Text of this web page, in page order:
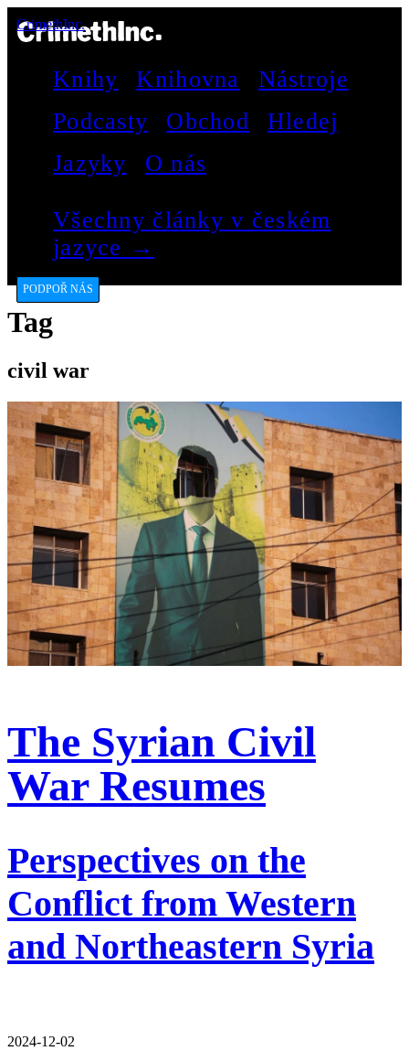
CrimethInc.
Knihy Knihovna
Nástroje
Podcasty
Obchod
Hledej
Jazyky
O nás
Všechny články v českém
jazyce →
PODPOŘ NÁS
Tag
civil war
The Syrian Civil
War Resumes
Perspectives on the
Conflict from Western
and Northeastern Syria
2024-12-02